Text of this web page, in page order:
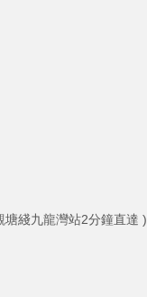
綫九龍灣站2分鐘直達 )